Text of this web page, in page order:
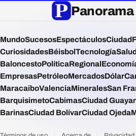
MundoSucesosEspectáculosCiudad
CuriosidadesBéisbol TecnologíaSalud
BaloncestoPolíticaRegional
EmpresasPetróleoMercadosDólar
MaracaiboValenciaMineralesSan
BarquisimetoCabimasCiudad
BarinasCiudad BolívarCiudad Ojeda